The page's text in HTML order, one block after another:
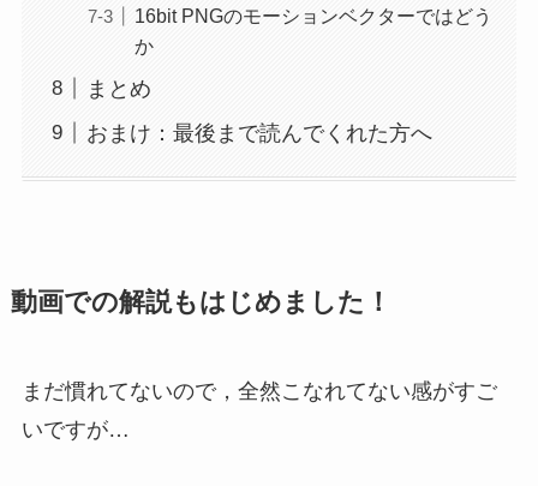
16bit PNGのモーションベクターではどう
か
まとめ
おまけ：最後まで読んでくれた方へ
動画での解説もはじめました！
まだ慣れてないので，全然こなれてない感がすご
いですが…